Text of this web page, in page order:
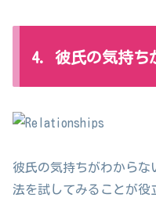
4. 彼氏の気持ち
彼氏の気持ちがわから
法を試してみることが役